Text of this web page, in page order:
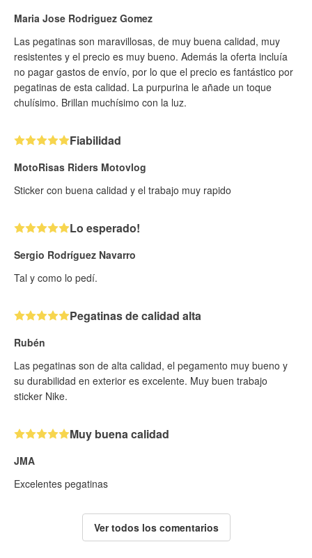
Maria Jose Rodriguez Gomez
Las pegatinas son maravillosas, de muy buena calidad, muy
resistentes y el precio es muy bueno. Además la oferta incluía
no pagar gastos de envío, por lo que el precio es fantástico por
pegatinas de esta calidad. La purpurina le añade un toque
chulísimo. Brillan muchísimo con la luz.
Fiabilidad
MotoRisas Riders Motovlog
Sticker con buena calidad y el trabajo muy rapido
Lo esperado!
Sergio Rodríguez Navarro
Tal y como lo pedí.
Pegatinas de calidad alta
Rubén
Las pegatinas son de alta calidad, el pegamento muy bueno y
su durabilidad en exterior es excelente. Muy buen trabajo
sticker Nike.
Muy buena calidad
JMA
Excelentes pegatinas
Ver todos los comentarios